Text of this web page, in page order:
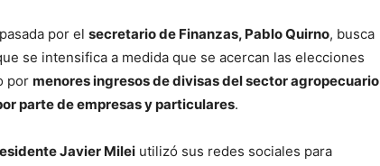
por el secretario de Finanzas, Pablo Quirno, busca
se intensifica a medida que se acercan las elecciones
por menores ingresos de divisas del sector agropecuario
parte de empresas y particulares.
Javier Milei utilizó sus redes sociales para